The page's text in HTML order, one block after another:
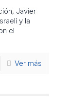
Javier
y la
el
Ver más